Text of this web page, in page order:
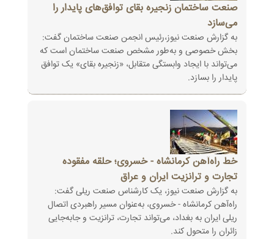
صنعت ساختمان زنجیره بقای توافق‌های پایدار را
می‌سازد
به گزارش صنعت نیوز،رئیس انجمن صنعت ساختمان گفت:
بخش خصوصی و به‌طور مشخص صنعت ساختمان است که
می‌تواند با ایجاد وابستگی متقابل، «زنجیره بقای» یک توافق
پایدار را بسازد.
خط راه‌آهن کرمانشاه - خسروی؛ حلقه مفقوده
تجارت و ترانزیت ایران و عراق
به گزارش صنعت نیوز، یک کارشناس صنعت ریلی گفت:
راه‌آهن کرمانشاه - خسروی، به‌عنوان مسیر راهبردی اتصال
‏ریلی ایران به بغداد، می‌تواند تجارت، ترانزیت و جابه‌جایی
زائران را متحول کند‎.‎